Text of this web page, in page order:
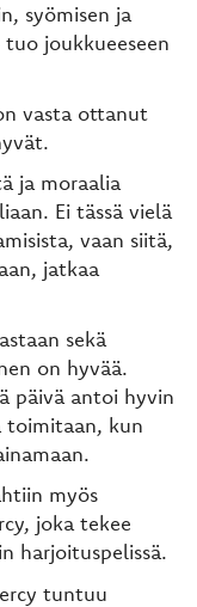
syömisen ja
joukkueeseen
vasta ottanut
ja moraalia
Ei tässä vielä
vaan siitä,
jatkaa
sekä
on hyvää.
päivä antoi hyvin
toimitaan, kun
myös
joka tekee
harjoituspelissä.
tuntuu